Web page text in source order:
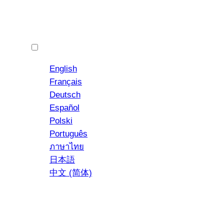
English
Français
Deutsch
Español
Polski
Português
ภาษาไทย
日本語
中文 (简体)